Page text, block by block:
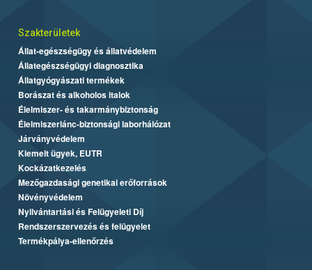
Szakterületek
Állat-egészségügy és állatvédelem
Állategészségügyi diagnosztika
Állatgyógyászati termékek
Borászat és alkoholos italok
Élelmiszer- és takarmánybiztonság
Élelmiszerlánc-biztonsági laborhálózat
Járványvédelem
Kiemelt ügyek, EUTR
Kockázatkezelés
Mezőgazdasági genetikai erőforrások
Növényvédelem
Nyilvántartási és Felügyeleti Díj
Rendszerszervezés és felügyelet
Termékpálya-ellenőrzés